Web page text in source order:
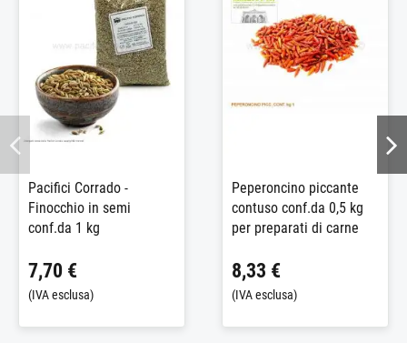
Pacifici Corrado -
Finocchio in semi
conf.da 1 kg
7,70 €
(IVA esclusa)
Peperoncino piccante
contuso conf.da 0,5 kg
per preparati di carne
8,33 €
(IVA esclusa)